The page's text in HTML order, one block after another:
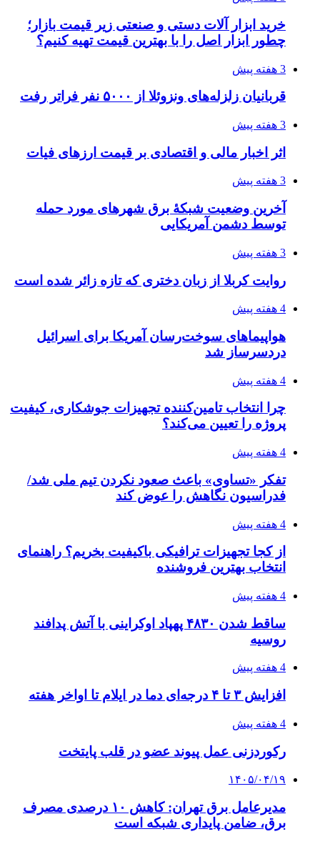
خرید ابزار آلات دستی و صنعتی زیر قیمت بازار؛
چطور ابزار اصل را با بهترین قیمت تهیه کنیم؟
3 هفته پیش
قربانیان زلزله‌های ونزوئلا از ۵۰۰۰ نفر فراتر رفت
3 هفته پیش
اثر اخبار مالی و اقتصادی بر قیمت ارزهای فیات
3 هفته پیش
آخرین وضعیت شبکۀ برق شهرهای مورد حمله
توسط دشمن آمریکایی
3 هفته پیش
روایت کربلا از زبان دختری که تازه زائر شده است
4 هفته پیش
هواپیماهای سوخت‌رسان آمریکا برای اسرائیل
دردسرساز شد
4 هفته پیش
چرا انتخاب تامین‌کننده تجهیزات جوشکاری، کیفیت
پروژه را تعیین می‌کند؟
4 هفته پیش
تفکر «تساوی» باعث صعود نکردن تیم ملی شد/
فدراسیون نگاهش را عوض کند
4 هفته پیش
از کجا تجهیزات ترافیکی باکیفیت بخریم؟ راهنمای
انتخاب بهترین فروشنده
4 هفته پیش
ساقط شدن ۴۸۳۰ پهپاد اوکراینی با آتش پدافند
روسیه
4 هفته پیش
افزایش ۳ تا ۴ درجه‌ای دما در ایلام تا اواخر هفته
4 هفته پیش
رکوردزنی عمل پیوند عضو در قلب پایتخت
۱۴۰۵/۰۴/۱۹
مدیرعامل برق تهران: کاهش ۱۰ درصدی مصرف
برق، ضامن پایداری شبکه است